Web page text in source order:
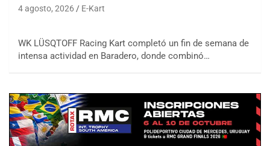
4 agosto, 2026 E-Kart
WK LÜSQTOFF Racing Kart completó un fin de semana de
intensa actividad en Baradero, donde combinó…
COBERTURA ESPECIAL DE E-KART.COM.AR
08/09-AGO
IAME SERIES ARGENTINA 6
Baradero (Buenos Aires)
KDO - F6
Ciudad de Trenque Lauquen (Asfalto)
Trenque Lauquen (Buenos Aires)